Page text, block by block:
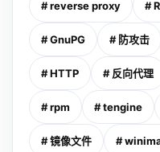
# reverse proxy #
# GnuPG # 防攻击
# HTTP # 反向代理
# rpm # tengine
# 镜像文件 #